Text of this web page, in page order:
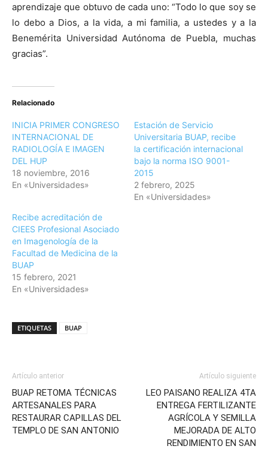
aprendizaje que obtuvo de cada uno: “Todo lo que soy se
lo debo a Dios, a la vida, a mi familia, a ustedes y a la
Benemérita Universidad Autónoma de Puebla, muchas
gracias”.
Relacionado
INICIA PRIMER CONGRESO
INTERNACIONAL DE
RADIOLOGÍA E IMAGEN
DEL HUP
18 noviembre, 2016
En «Universidades»
Estación de Servicio
Universitaria BUAP, recibe
la certificación internacional
bajo la norma ISO 9001-
2015
2 febrero, 2025
En «Universidades»
Recibe acreditación de
CIEES Profesional Asociado
en Imagenología de la
Facultad de Medicina de la
BUAP
15 febrero, 2021
En «Universidades»
ETIQUETAS BUAP
Artículo anterior
BUAP RETOMA TÉCNICAS
ARTESANALES PARA
RESTAURAR CAPILLAS DEL
TEMPLO DE SAN ANTONIO
Artículo siguiente
LEO PAISANO REALIZA 4TA
ENTREGA FERTILIZANTE
AGRÍCOLA Y SEMILLA
MEJORADA DE ALTO
RENDIMIENTO EN SAN